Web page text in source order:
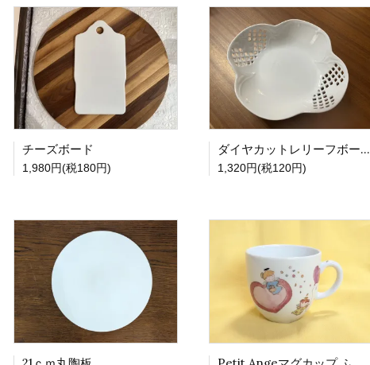
チーズボード
1,980円(税180円)
ダイヤカットレリーフボール
1,320円(税120円)